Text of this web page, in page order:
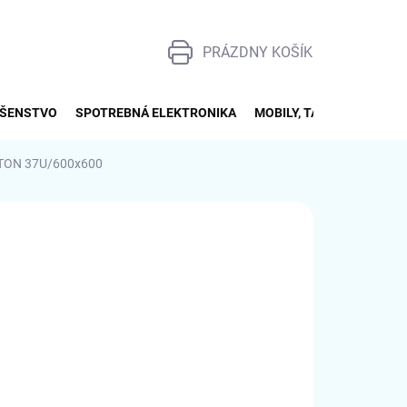
NÁKUPNÝ
PRÁZDNY KOŠÍK
SPOTREBNÁ ELEKTRONIKA MOBILY, TABLETY, SMART
37U/600x600